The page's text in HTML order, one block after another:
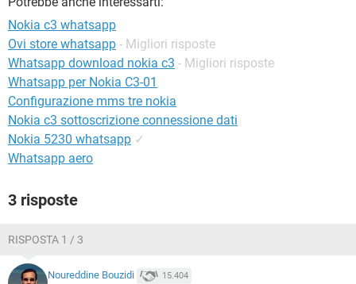
Nokia c3 whatsapp
Ovi store whatsapp - Migliori risposte
Whatsapp download nokia c3 - Migliori risposte
Whatsapp per Nokia C3-01
Configurazione mms tre nokia
Nokia c3 sottoscrizione connessione dati
Nokia 5230 whatsapp ✓
Whatsapp aero
3 risposte
RISPOSTA 1 / 3
Noureddine Bouzidi 15.404